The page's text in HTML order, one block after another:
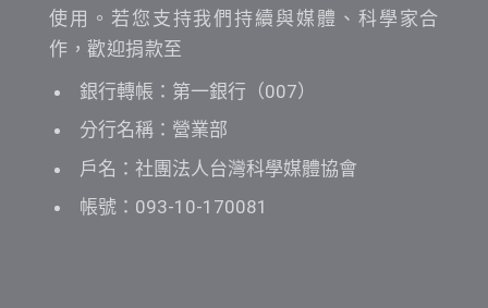
使用。若您支持我們持續與媒體、科學家合
作，歡迎捐款至
銀行轉帳：第一銀行（007）
分行名稱：營業部
戶名：社團法人台灣科學媒體協會
帳號：093-10-170081